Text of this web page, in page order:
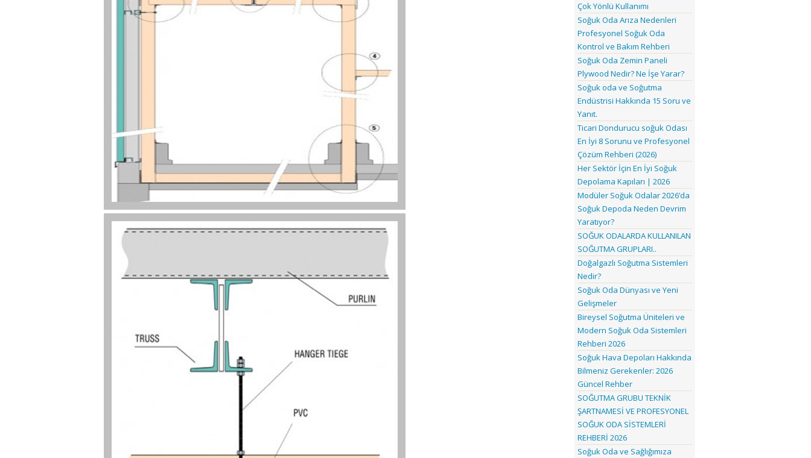
Çok Yönlü Kullanımı
Soğuk Oda Arıza Nedenleri
Profesyonel Soğuk Oda
Kontrol ve Bakım Rehberi
Soğuk Oda Zemin Paneli
Plywood Nedir? Ne İşe Yarar?
Soğuk oda ve Soğutma
Endüstrisi Hakkında 15 Soru ve
Yanıt.
Ticari Dondurucu soğuk Odası
En İyi 8 Sorunu ve Profesyonel
Çözüm Rehberi (2026)
Her Sektör İçin En İyi Soğuk
Depolama Kapıları | 2026
Modüler Soğuk Odalar 2026’da
Soğuk Depoda Neden Devrim
Yaratıyor?
SOĞUK ODALARDA KULLANILAN
SOĞUTMA GRUPLARI..
Doğalgazlı Soğutma Sistemleri
Nedir?
Soğuk Oda Dünyası ve Yeni
Gelişmeler
Bireysel Soğutma Üniteleri ve
Modern Soğuk Oda Sistemleri
Rehberi 2026
Soğuk Hava Depoları Hakkında
Bilmeniz Gerekenler: 2026
Güncel Rehber
SOĞUTMA GRUBU TEKNİK
ŞARTNAMESİ VE PROFESYONEL
SOĞUK ODA SİSTEMLERİ
REHBERİ 2026
Soğuk Oda ve Sağlığımıza